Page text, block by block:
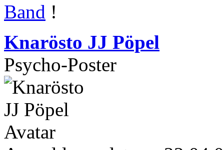
Band !
Knarösto JJ Pöpel
Psycho-Poster